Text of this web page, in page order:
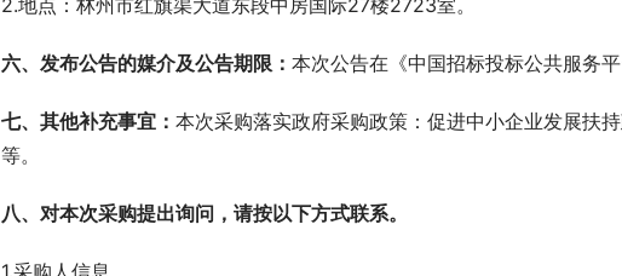
六、 发布公告的媒介及公告期限： 本次公告在《中国招标投标公共服务
七、其他补充事宜： 本次采购落实政府采购政策：促进中小企业发展扶
等。
八、对本次采购提出询问，请按以下方式联系。
1.采购人信息